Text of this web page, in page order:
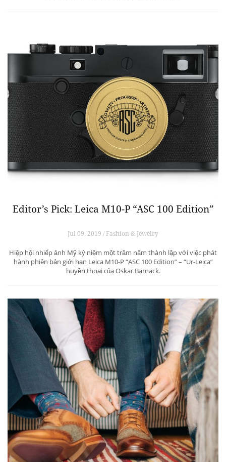
Editor’s Pick: Leica M10-P “ASC 100 Edition”
Jul 09, 2019 / Fashion & Jewelry
Hiệp hội nhiếp ảnh Mỹ kỷ niệm một trăm năm thành lập với việc phát
hành phiên bản giới hạn Leica M10-P “ASC 100 Edition” – “Ur-Leica”
huyền thoại của Oskar Barnack.